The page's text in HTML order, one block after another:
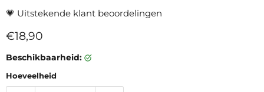
💗 Uitstekende klant beoordelingen
Huidige prijs
€18,90
Beschikbaarheid:
Hoeveelheid